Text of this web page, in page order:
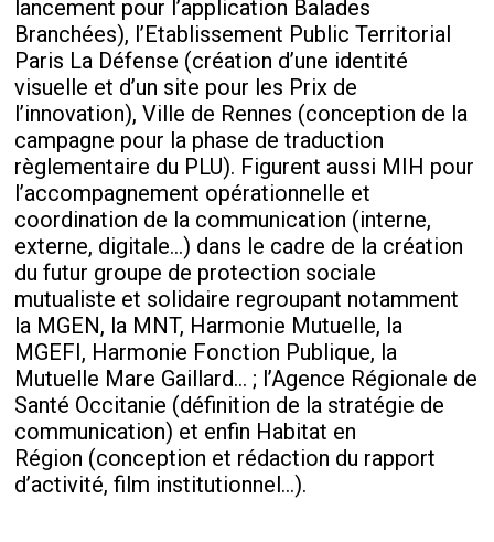
lancement pour l’application Balades
Branchées), l’Etablissement Public Territorial
Paris La Défense (création d’une identité
visuelle et d’un site pour les Prix de
l’innovation), Ville de Rennes (conception de la
campagne pour la phase de traduction
règlementaire du PLU). Figurent aussi MIH pour
l’accompagnement opérationnelle et
coordination de la communication (interne,
externe, digitale…) dans le cadre de la création
du futur groupe de protection sociale
mutualiste et solidaire regroupant notamment
la MGEN, la MNT, Harmonie Mutuelle, la
MGEFI, Harmonie Fonction Publique, la
Mutuelle Mare Gaillard… ; l’Agence Régionale de
Santé Occitanie (définition de la stratégie de
communication) et enfin Habitat en
Région (conception et rédaction du rapport
d’activité, film institutionnel…).